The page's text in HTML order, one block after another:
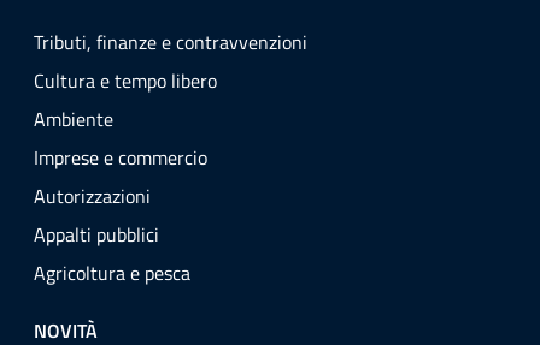
Tributi, finanze e contravvenzioni
Cultura e tempo libero
Ambiente
Imprese e commercio
Autorizzazioni
Appalti pubblici
Agricoltura e pesca
NOVITÀ